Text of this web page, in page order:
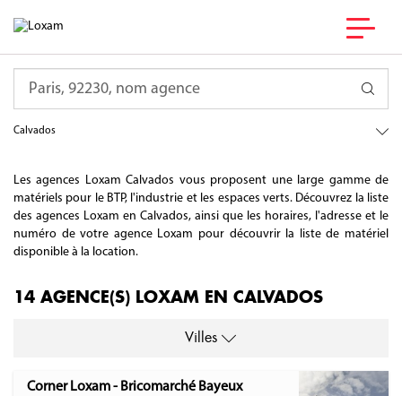
Calvados
Les agences Loxam Calvados vous proposent une large gamme de
matériels pour le BTP, l'industrie et les espaces verts. Découvrez la liste
des agences Loxam en Calvados, ainsi que les horaires, l'adresse et le
numéro de votre agence Loxam pour découvrir la liste de matériel
disponible à la location.
14 AGENCE(S) LOXAM EN CALVADOS
Villes
Corner Loxam - Bricomarché Bayeux